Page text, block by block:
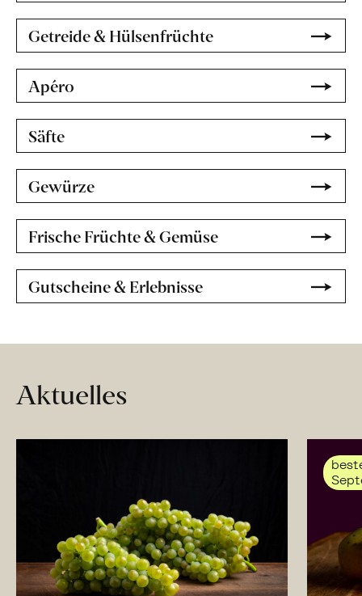
Getreide & Hülsenfrüchte
Apéro
Säfte
Gewürze
Frische Früchte & Gemüse
Gutscheine & Erlebnisse
Aktuelles